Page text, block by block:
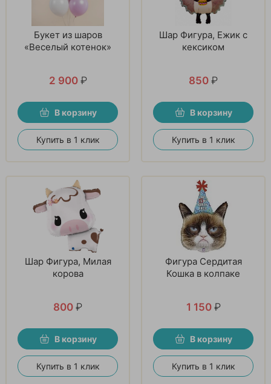
Букет из шаров
«Веселый котенок»
2 900 ₽
В корзину
Купить в 1 клик
Шар Фигура, Ежик с
кексиком
850 ₽
В корзину
Купить в 1 клик
Шар Фигура, Милая
корова
800 ₽
В корзину
Купить в 1 клик
Фигура Сердитая
Кошка в колпаке
1 150 ₽
В корзину
Купить в 1 клик